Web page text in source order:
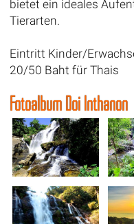
bietet ein ideales
Tierarten.
Eintritt Kinder/
20/50 Baht für Thais
Fotoalbum Doi Inthanon